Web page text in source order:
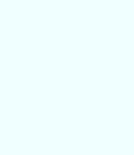
午前は、公益財
研究主幹の
「日本経済と埼
大震災後の経済
した
午後には、現代
「自分自身の磨き